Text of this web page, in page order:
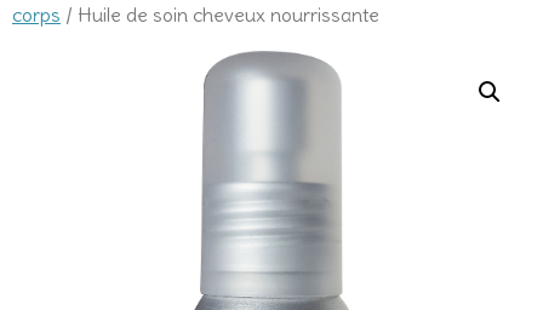
corps / Huile de soin cheveux nourrissante